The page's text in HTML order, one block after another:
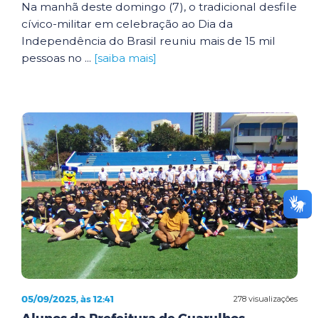
Na manhã deste domingo (7), o tradicional desfile
cívico-militar em celebração ao Dia da
Independência do Brasil reuniu mais de 15 mil
pessoas no ... [saiba mais]
278 visualizações
05/09/2025, às 12:41